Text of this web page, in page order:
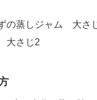
の蒸しジャム 大さ
さじ2